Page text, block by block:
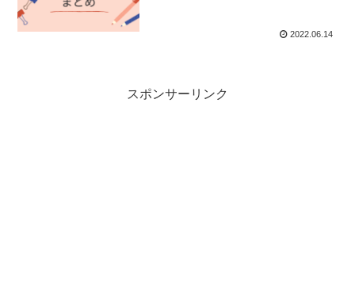
2022.06.14
スポンサーリンク